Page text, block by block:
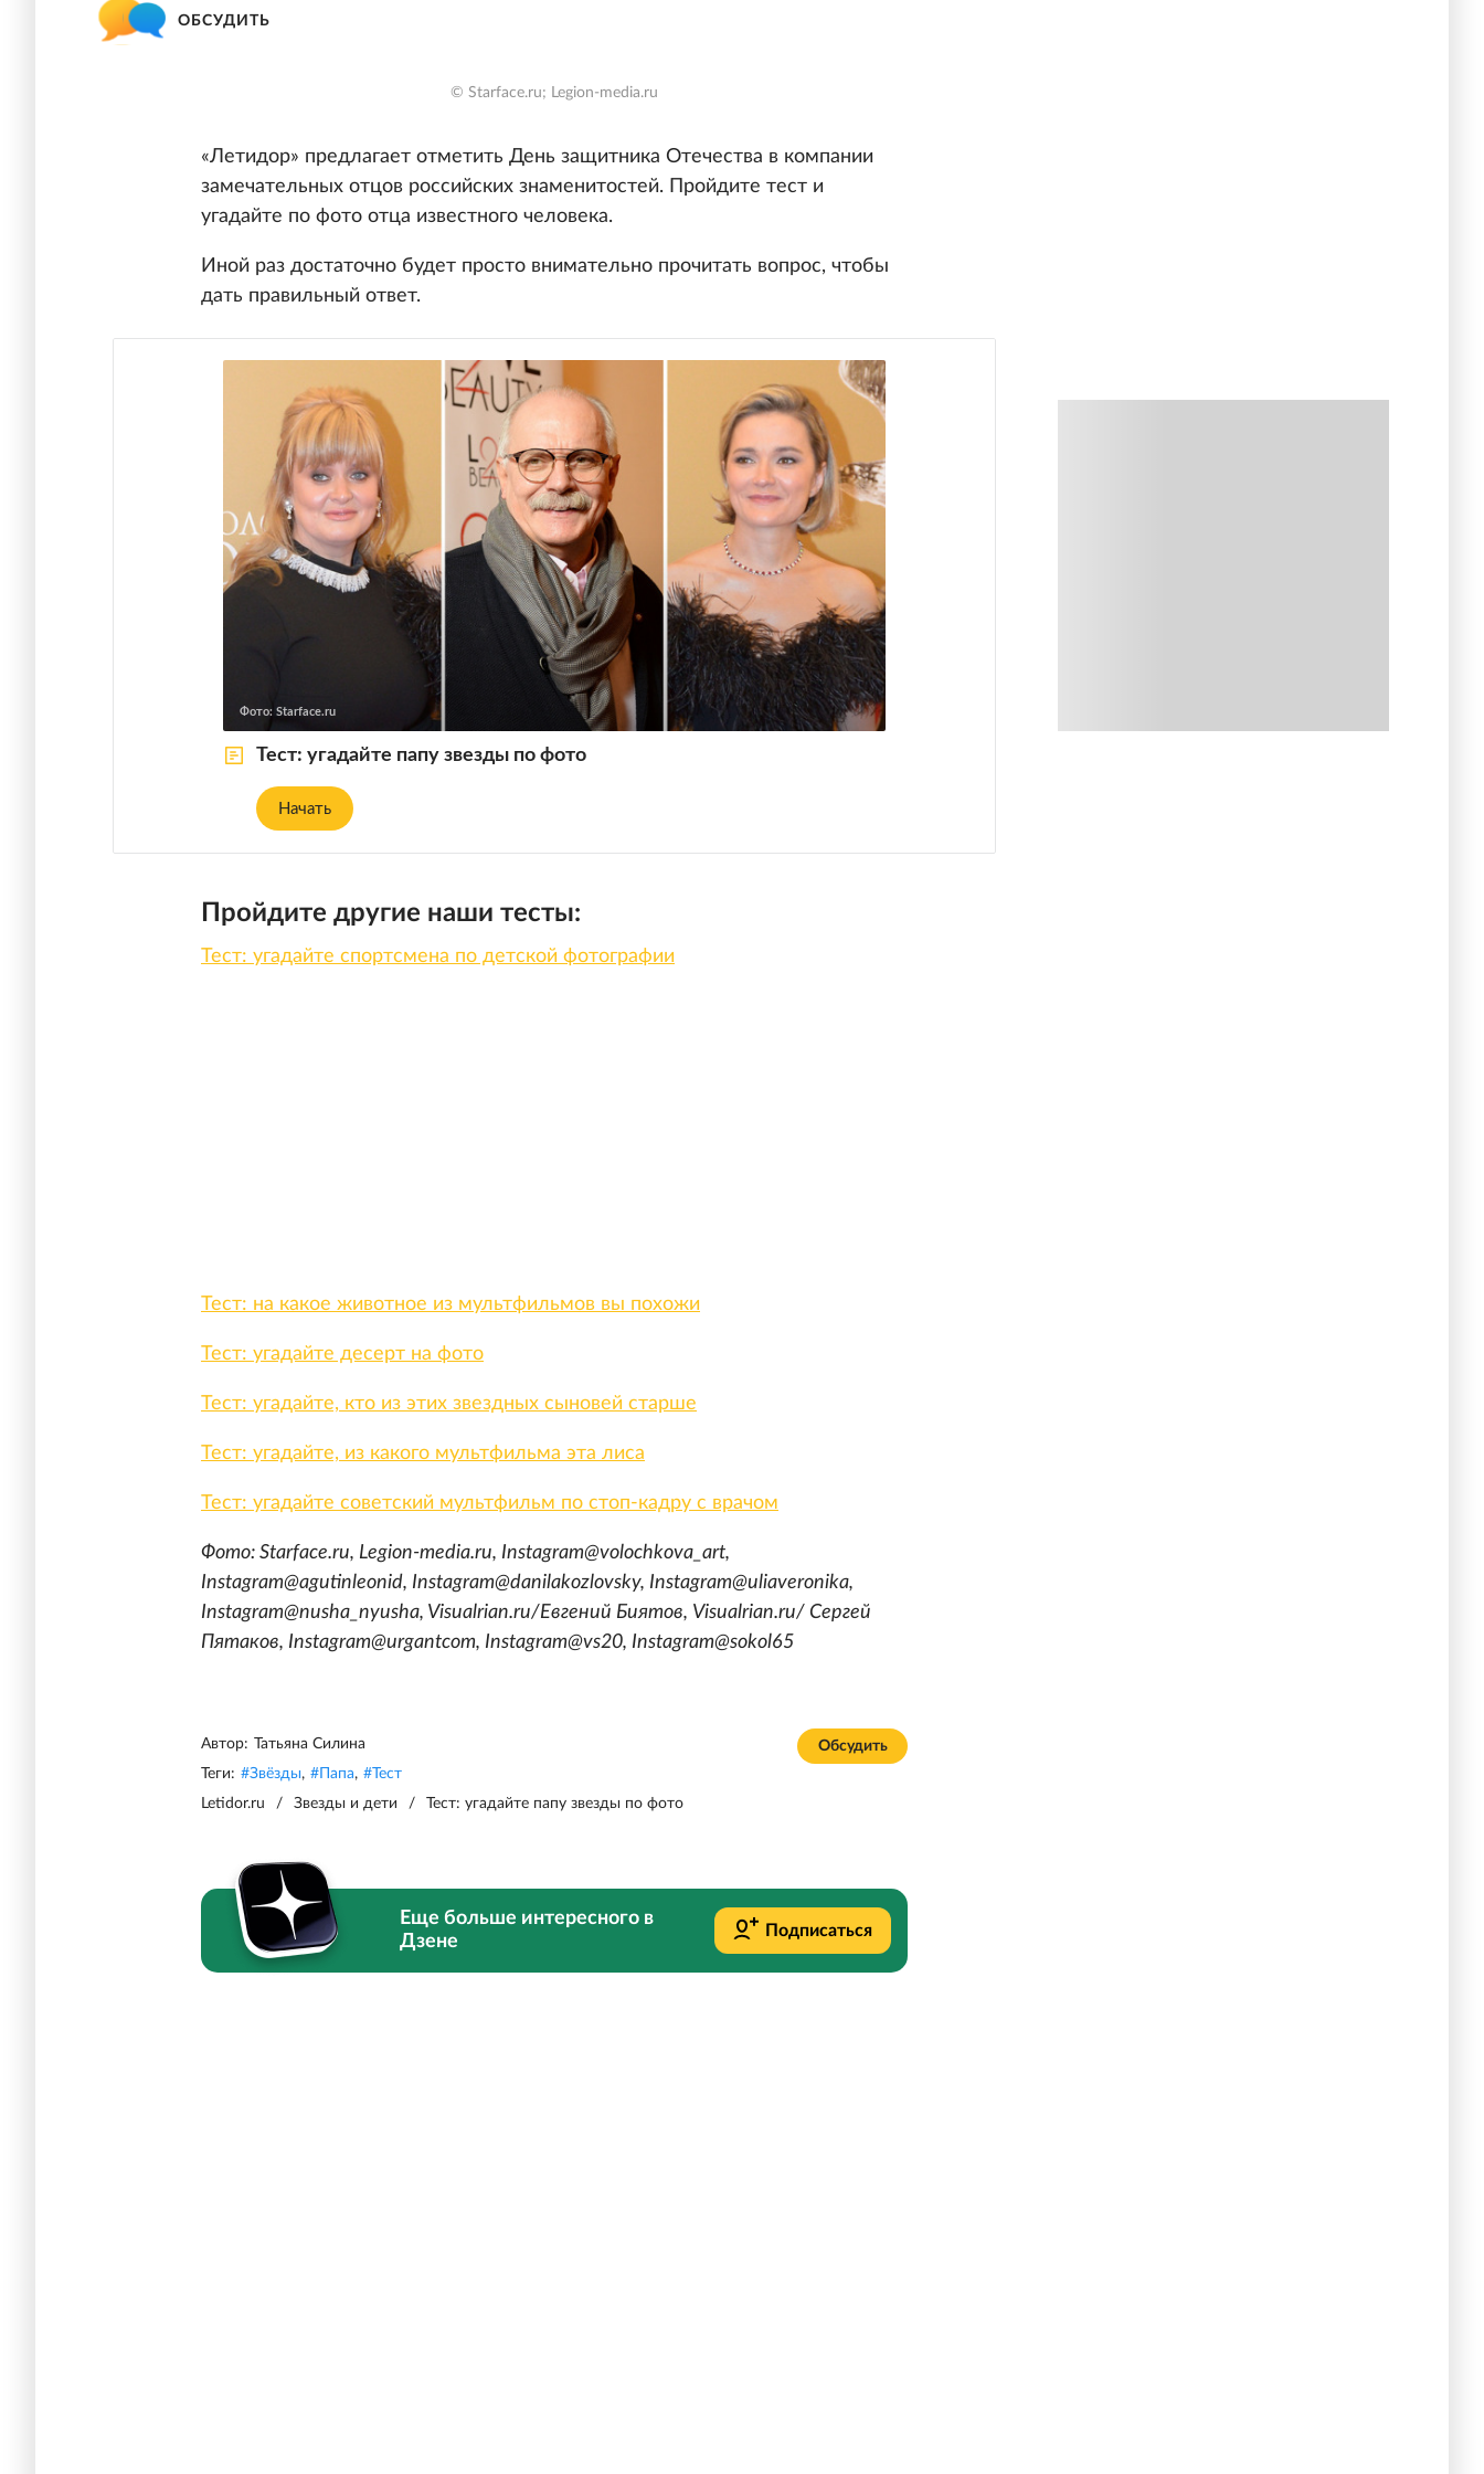
ОБСУДИТЬ
© Starface.ru; Legion-media.ru
«Летидор» предлагает отметить День защитника Отечества в компании
замечательных отцов российских знаменитостей. Пройдите тест и
угадайте по фото отца известного человека.
Иной раз достаточно будет просто внимательно прочитать вопрос, чтобы
дать правильный ответ.
Пройдите другие наши тесты:
Тест: угадайте спортсмена по детской фотографии
Тест: на какое животное из мультфильмов вы похожи
Тест: угадайте десерт на фото
Тест: угадайте, кто из этих звездных сыновей старше
Тест: угадайте, из какого мультфильма эта лиса
Тест: угадайте советский мультфильм по стоп-кадру с врачом
Фото: Starface.ru, Legion-media.ru, Instagram@volochkova_art,
Instagram@agutinleonid, Instagram@danilakozlovsky, Instagram@uliaveronika,
Instagram@nusha_nyusha, Visualrian.ru/Евгений Биятов, Visualrian.ru/ Сергей
Пятаков, Instagram@urgantcom, Instagram@vs20, Instagram@sokol65
Обсудить
Автор: Татьяна Силина
Теги: #Звёзды, #Папа, #Тест
Letidor.ru
/ Звезды и дети / Тест: угадайте папу звезды по фото
Еще больше интересного в
Дзене
Подписаться